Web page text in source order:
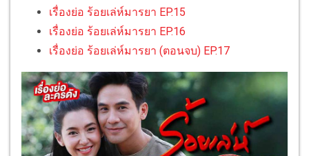
เรื่องย่อ ร้อยเล่ห์มารยา EP.15
เรื่องย่อ ร้อยเล่ห์มารยา EP.16
เรื่องย่อ ร้อยเล่ห์มารยา (ตอนจบ) EP.17